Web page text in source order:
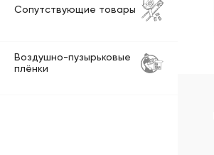
Сопутствующие товары
Воздушно-пузырьковые
плёнки